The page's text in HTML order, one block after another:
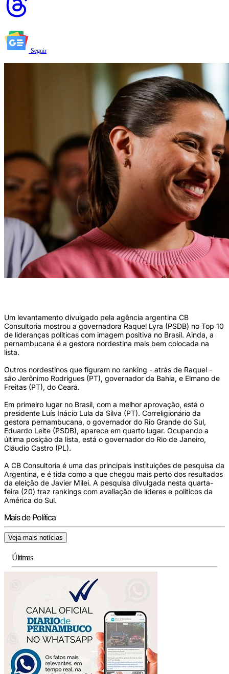
Seguir
Um levantamento divulgado pela agência argentina CB
Consultoria mostrou a governadora Raquel Lyra (PSDB) no Top 10
de lideranças políticas com imagem positiva no Brasil. Ainda, a
pernambucana é a gestora nordestina mais bem colocada na
lista.
Outros nordestinos que figuram no ranking - atrás de Raquel -
são Jerônimo Rodrigues (PT), governador da Bahia, e Elmano de
Freitas (PT), do Ceará.
Em primeiro lugar no Brasil, com a melhor aprovação, está o
presidente Luís Inácio Lula da Silva (PT). Correligionário da
gestora pernambucana, o governador do Rio Grande do Sul,
Eduardo Leite (PSDB), aparece em quarto lugar. Ocupando a
última posição da lista, está o governador do Rio de Janeiro,
Cláudio Castro (PL).
A CB Consultoria é uma das principais instituições de pesquisa da
Argentina, e é tida como a que chegou mais perto dos resultados
da eleição de Javier Milei. A pesquisa divulgada nesta quarta-
feira (20) traz rankings com avaliação de líderes e políticos da
América do Sul.
Mais de Política
Veja mais notícias
Últimas